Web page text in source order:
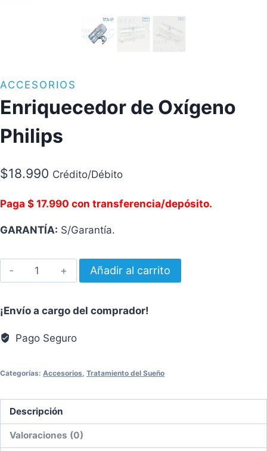
ACCESORIOS
Enriquecedor de Oxígeno
Philips
$18.990 Crédito/Débito
Paga $ 17.990 con transferencia/depósito.
GARANTÍA: S/Garantía.
Enriquecedor
de
Philips
cantidad
Añadir al carrito
¡Envío a cargo del comprador!
Pago Seguro
Categorías: Accesorios, Tratamiento del Sueño
Descripción
Valoraciones (0)